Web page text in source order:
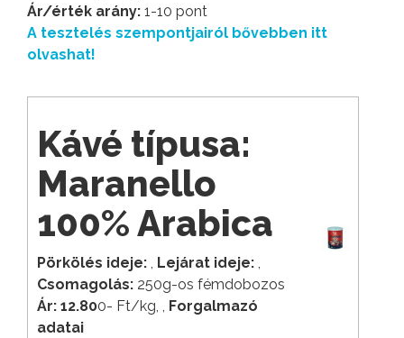
Ár/érték arány: 1-10 pont
A tesztelés szempontjairól bővebben itt
olvashat!
Kávé típusa:
Maranello
100% Arabica
Pörkölés ideje: , Lejárat ideje: ,
Csomagolás: 250g-os fémdobozos
Ár: 12.800- Ft/kg, , Forgalmazó
adatai